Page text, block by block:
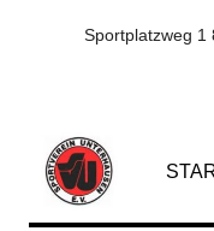
Sportplatzweg 1